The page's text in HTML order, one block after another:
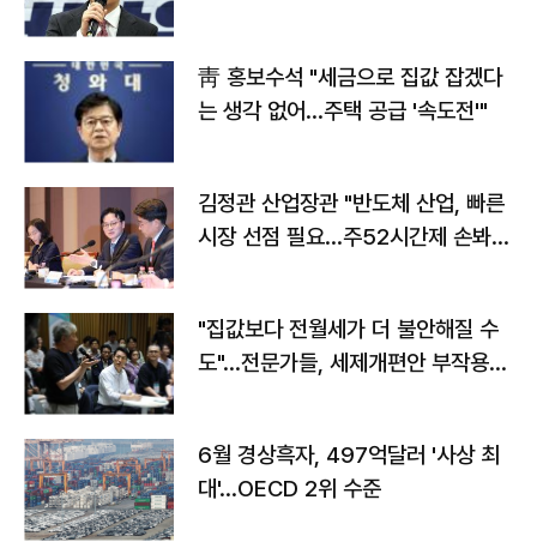
靑 홍보수석 "세금으로 집값 잡겠다
는 생각 없어…주택 공급 '속도전'"
김정관 산업장관 "반도체 산업, 빠른
시장 선점 필요…주52시간제 손봐
"집값보다 전월세가 더 불안해질 수
도"…전문가들, 세제개편안 부작용
6월 경상흑자, 497억달러 '사상 최
대'…OECD 2위 수준